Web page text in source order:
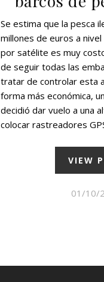
Se estima que la pesca
millones de euros a
por satélite es muy
de seguir todas las
tratar de controlar esta
forma más económica,
decidió dar vuelo a una
colocar rastreadores
VIEW
01/10/